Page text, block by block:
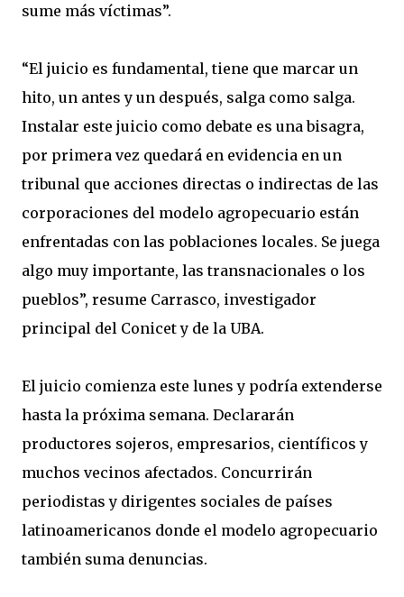
sume más víctimas”.
“El juicio es fundamental, tiene que marcar un
hito, un antes y un después, salga como salga.
Instalar este juicio como debate es una bisagra,
por primera vez quedará en evidencia en un
tribunal que acciones directas o indirectas de las
corporaciones del modelo agropecuario están
enfrentadas con las poblaciones locales. Se juega
algo muy importante, las transnacionales o los
pueblos”, resume Carrasco, investigador
principal del Conicet y de la UBA.
El juicio comienza este lunes y podría extenderse
hasta la próxima semana. Declararán
productores sojeros, empresarios, científicos y
muchos vecinos afectados. Concurrirán
periodistas y dirigentes sociales de países
latinoamericanos donde el modelo agropecuario
también suma denuncias.